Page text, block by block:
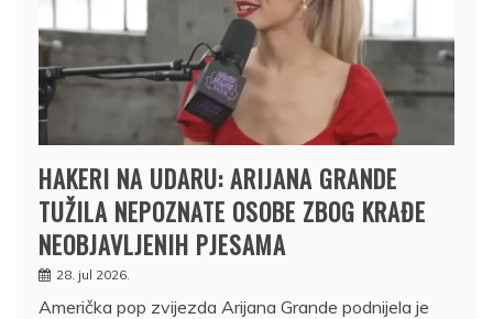
HAKERI NA UDARU: ARIJANA GRANDE
TUŽILA NEPOZNATE OSOBE ZBOG KRAĐE
NEOBJAVLJENIH PJESAMA
28. jul 2026.
Američka pop zvijezda Arijana Grande podnijela je